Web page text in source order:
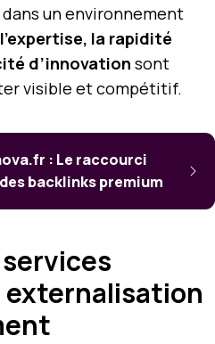
un environnement
l’expertise, la rapidité
d’innovation sont
visible et compétitif.
: Le raccourci
backlinks premium
externalisation